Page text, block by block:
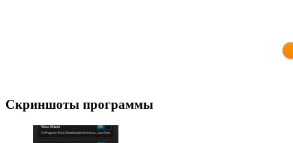
Скриншоты программы